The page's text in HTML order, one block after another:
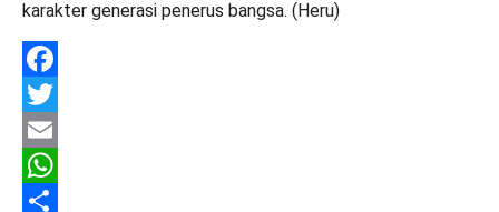
karakter generasi penerus bangsa. (Heru)
Facebook
Twitter
Email
WhatsApp